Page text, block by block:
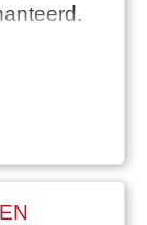
we de
als in de